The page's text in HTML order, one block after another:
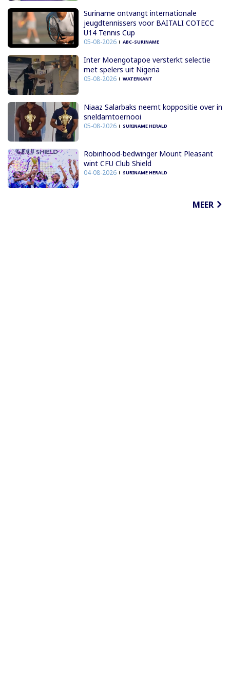
Suriname ontvangt internationale
jeugdtennissers voor BAITALI COTECC
U14 Tennis Cup
05-08-2026 ABC-SURINAME
Inter Moengotapoe versterkt selectie
met spelers uit Nigeria
05-08-2026 WATERKANT
Niaaz Salarbaks neemt koppositie over in
sneldamtoernooi
05-08-2026 SURINAME HERALD
Robinhood-bedwinger Mount Pleasant
wint CFU Club Shield
04-08-2026 SURINAME HERALD
MEER